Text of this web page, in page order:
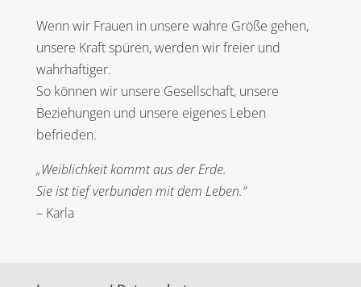
Wenn wir Frauen in unsere wahre Größe gehen,
unsere Kraft spüren, werden wir freier und
wahrhaftiger.
So können wir unsere Gesellschaft, unsere
Beziehungen und unsere eigenes Leben
befrieden.
„Weiblichkeit kommt aus der Erde.
Sie ist tief verbunden mit dem Leben.“
– Karla